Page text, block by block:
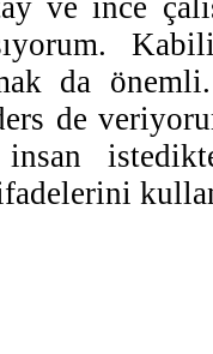
da
de